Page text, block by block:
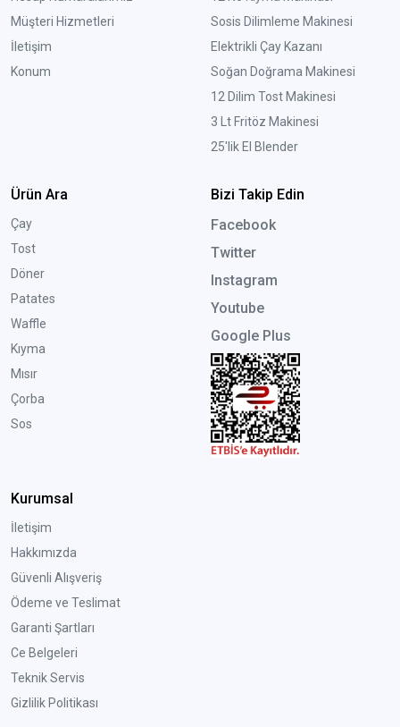
Müşteri Hizmetleri
İletişim
Konum
Sosis Dilimleme Makinesi
Elektrikli Çay Kazanı
Soğan Doğrama Makinesi
12 Dilim Tost Makinesi
3 Lt Fritöz Makinesi
25'lik El Blender
Ürün Ara
Çay
Tost
Döner
Patates
Waffle
Kıyma
Mısır
Çorba
Sos
Bizi Takip Edin
Facebook
Twitter
Instagram
Youtube
Google Plus
Kurumsal
İletişim
Hakkımızda
Güvenli Alışveriş
Ödeme ve Teslimat
Garanti Şartları
Ce Belgeleri
Teknik Servis
Gizlilik Politikası